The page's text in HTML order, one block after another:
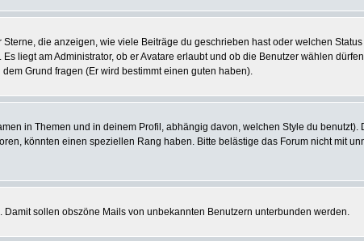
die anzeigen, wie viele Beiträge du geschrieben hast oder welchen
liegt am Administrator, ob er Avatare erlaubt und ob die Benutzer wählen
Grund fragen (Er wird bestimmt einen guten haben).
in Themen und in deinem Profil, abhängig davon, welchen Style du
könnten einen speziellen Rang haben. Bitte belästige das Forum nicht mit
sollen obszöne Mails von unbekannten Benutzern unterbunden werden.